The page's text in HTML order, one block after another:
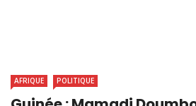
AFRIQUE POLITIQUE